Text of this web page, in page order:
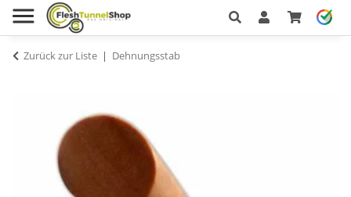
Zurück zur Liste Dehnungsstab